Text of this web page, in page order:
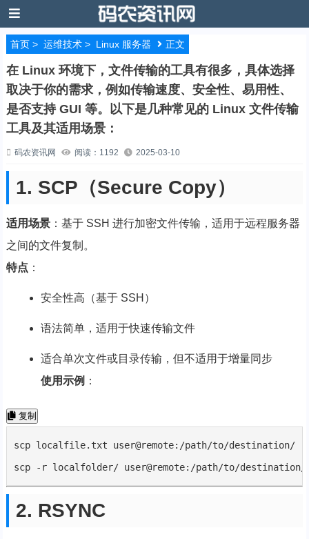
首页> 运维技术> Linux 服务器 正文
在 Linux 环境下，文件传输的工具有很多，具体选择
取决于你的需求，例如传输速度、安全性、易用性、
是否支持 GUI 等。以下是几种常见的 Linux 文件传输
工具及其适用场景：
码农资讯网 阅读：1192 2025-03-10
1. SCP（Secure Copy）
适用场景：基于 SSH 进行加密文件传输，适用于远程服务器
之间的文件复制。
特点 ：
安全性高（基于 SSH）
语法简单，适用于快速传输文件
适合单次文件或目录传输，但不适用于增量同步
使用示例 ：
复制
scp localfile.txt user@remote:/path/to/destination/
scp -r localfolder/ user@remote:/path/to/destination/
2. RSYNC